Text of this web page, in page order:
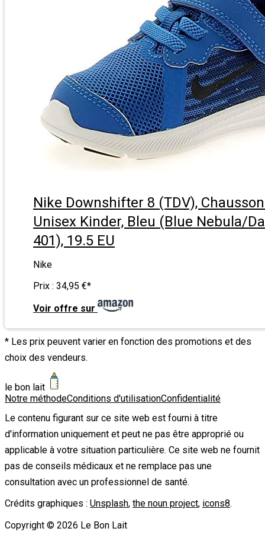
Nike Downshifter 8 (TDV),
Unisex Kinder, Bleu (Blue Nebula/
401), 19.5 EU
Nike
Prix : 34,95 €*
Voir offre sur
* Les prix peuvent varier en fonction des promotions et des
choix des vendeurs.
le bon lait
Notre méthodeConditions d'utilisationConfidentialité
Le contenu figurant sur ce site web est fourni à titre
d'information uniquement et peut ne pas être approprié ou
applicable à votre situation particulière. Ce site web ne fournit
pas de conseils médicaux et ne remplace pas une
consultation avec un professionnel de santé.
Crédits graphiques : Unsplash, the noun project, icons8.
Copyright © 2026 Le Bon Lait